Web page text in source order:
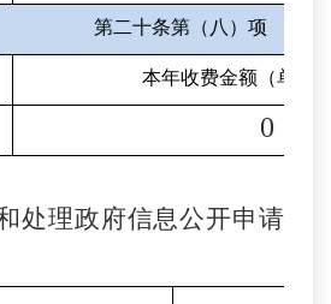
第二十条第（八）项
本年收费金额（单位
0
处理政府信息公开申请